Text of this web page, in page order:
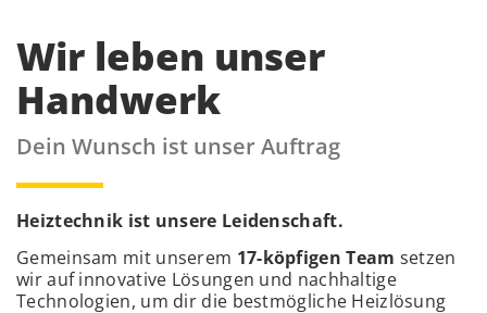
Wir leben unser
Handwerk
Dein Wunsch ist unser Auftrag
Heiztechnik ist unsere Leidenschaft.
Gemeinsam mit unserem 17-köpfigen Team setzen
wir auf innovative Lösungen und nachhaltige
Technologien, um dir die bestmögliche Heizlösung